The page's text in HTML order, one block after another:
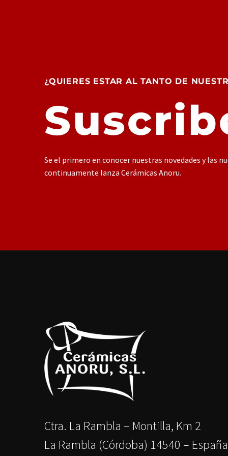
¿QUIERES ESTAR AL TANTO DE
Se el primero en conocer nuestras novedades y las
continuamente lanza Cerámicas Anoru.
Ctra. La Rambla – Montilla, Km 2
La Rambla (Córdoba) 14540 – España